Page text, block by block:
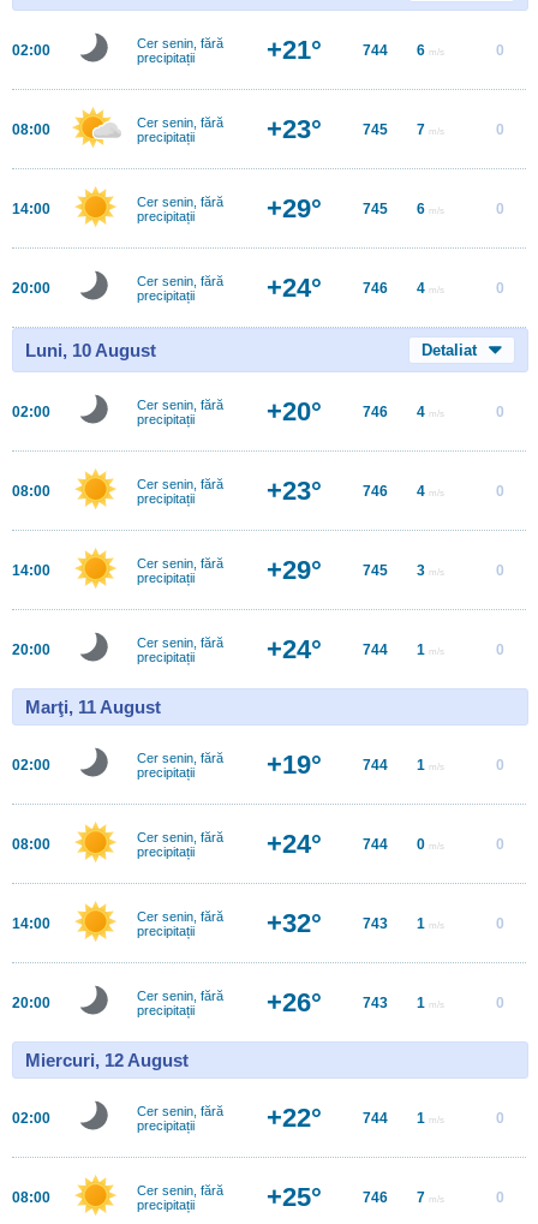
02:00
Cer senin, fără
precipitații
+21° 744 6 m/s 0
08:00
Cer senin, fără
precipitații
+23° 745 7 m/s 0
14:00
Cer senin, fără
precipitații
+29° 745 6 m/s 0
20:00
Cer senin, fără
precipitații
+24° 746 4 m/s 0
Luni, 10 August Detaliat
02:00
Cer senin, fără
precipitații
+20° 746 4 m/s 0
08:00
Cer senin, fără
precipitații
+23° 746 4 m/s 0
14:00
Cer senin, fără
precipitații
+29° 745 3 m/s 0
20:00
Cer senin, fără
precipitații
+24° 744 1 m/s 0
Marţi, 11 August
02:00
Cer senin, fără
precipitații
+19° 744 1 m/s 0
08:00
Cer senin, fără
precipitații
+24° 744 0 m/s 0
14:00
Cer senin, fără
precipitații
+32° 743 1 m/s 0
20:00
Cer senin, fără
precipitații
+26° 743 1 m/s 0
Miercuri, 12 August
02:00
Cer senin, fără
precipitații
+22° 744 1 m/s 0
08:00
Cer senin, fără
precipitații
+25° 746 7 m/s 0